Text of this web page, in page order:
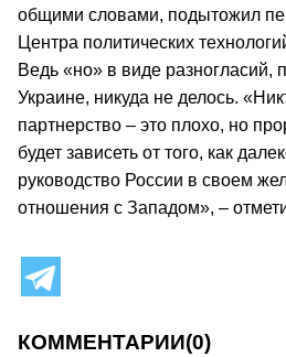
общими словами, подытожил
Центра политических
Ведь «но» в виде разногласий,
Украине, никуда не делось.
партнерство – это плохо, но
будет зависеть от того, как
руководство России в своем
отношения с Западом», –
КОММЕНТАРИИ(0)